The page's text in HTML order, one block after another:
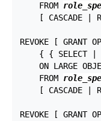
    FROM
[ CASCADE |
REVOKE [ GRANT
{ { SELECT |
ON LARGE
    FROM
[ CASCADE |
REVOKE [ GRANT